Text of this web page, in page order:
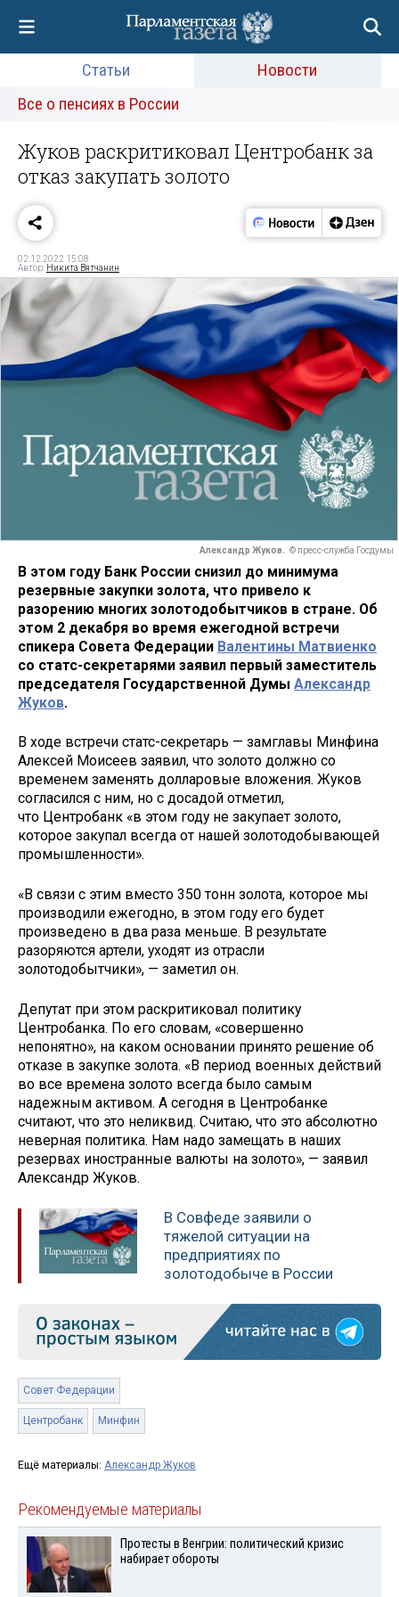
Статьи
Новости
Все о пенсиях в России
Жуков раскритиковал Центробанк за
отказ закупать золото
02.12.2022 15:08
Автор: Никита Вятчанин
Александр Жуков. © пресс-служба Госдумы
В этом году Банк России снизил до минимума
резервные закупки золота, что привело к
разорению многих золотодобытчиков в стране. Об
этом 2 декабря во время ежегодной встречи
спикера Совета Федерации Валентины Матвиенко
со статс-секретарями заявил первый заместитель
председателя Государственной Думы Александр
Жуков.
В ходе встречи статс-секретарь — замглавы Минфина
Алексей Моисеев заявил, что золото должно со
временем заменять долларовые вложения. Жуков
согласился с ним, но с досадой отметил,
что Центробанк «в этом году не закупает золото,
которое закупал всегда от нашей золотодобывающей
промышленности».
«В связи с этим вместо 350 тонн золота, которое мы
производили ежегодно, в этом году его будет
произведено в два раза меньше. В результате
разоряются артели, уходят из отрасли
золотодобытчики», — заметил он.
Депутат при этом раскритиковал политику
Центробанка. По его словам, «совершенно
непонятно», на каком основании принято решение об
отказе в закупке золота. «В период военных действий
во все времена золото всегда было самым
надежным активом. А сегодня в Центробанке
считают, что это неликвид. Считаю, что это абсолютно
неверная политика. Нам надо замещать в наших
резервах иностранные валюты на золото», — заявил
Александр Жуков.
В Совфеде заявили о
тяжелой ситуации на
предприятиях по
золотодобыче в России
Совет Федерации
Центробанк Минфин
Ещё материалы: Александр Жуков
Рекомендуемые материалы
Протесты в Венгрии: политический кризис
набирает обороты